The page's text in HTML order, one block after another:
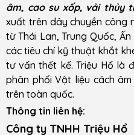
âm, cao su xốp, vải thủy
xuất trên dây chuyền công
từ Thái Lan, Trung Quốc,
các tiêu chí kỹ thuật khắt
tư vấn thết kế. Triệu Hổ là
phân phối Vật liệu cách
trên toàn quốc.
Thông tin liên hệ:
Công ty TNHH Triệu Hổ